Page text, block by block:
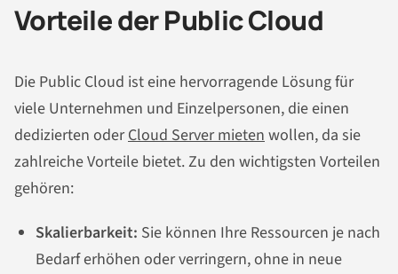
Vorteile der Public Cloud
Die Public Cloud ist eine hervorragende Lösung für
viele Unternehmen und Einzelpersonen, die einen
dedizierten oderCloud Server mietenwollen, da sie
zahlreiche Vorteile bietet. Zu den wichtigsten Vorteilen
gehören:
Skalierbarkeit: Sie können Ihre Ressourcen je nach
Bedarf erhöhen oder verringern, ohne in neue